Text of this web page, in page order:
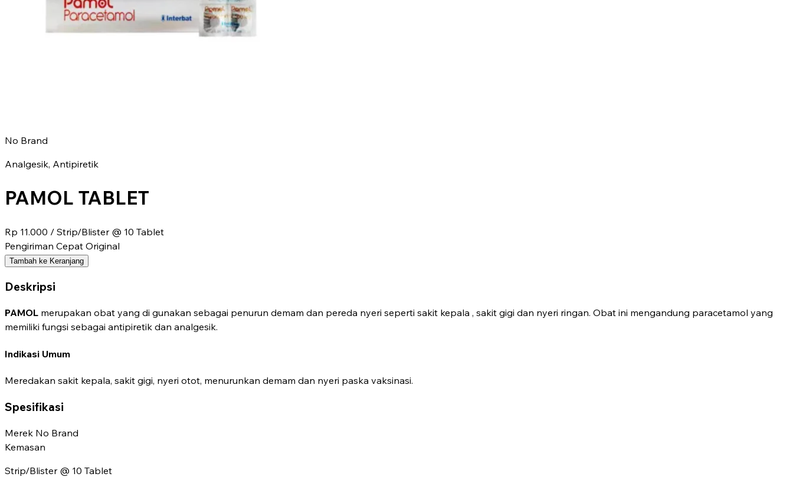
No Brand
Analgesik, Antipiretik
PAMOL TABLET
Rp 11.000 / Strip/Blister @ 10 Tablet
Pengiriman Cepat Original
Tambah ke Keranjang
Deskripsi
PAMOL merupakan obat yang di gunakan sebagai penurun demam dan pereda nyeri seperti sakit kepala , sakit gigi dan nyeri ringan. Obat ini mengandung paracetamol yang
memiliki fungsi sebagai antipiretik dan analgesik.
Indikasi Umum
Meredakan sakit kepala, sakit gigi, nyeri otot, menurunkan demam dan nyeri paska vaksinasi.
Spesifikasi
Merek No Brand
Kemasan
Strip/Blister @ 10 Tablet